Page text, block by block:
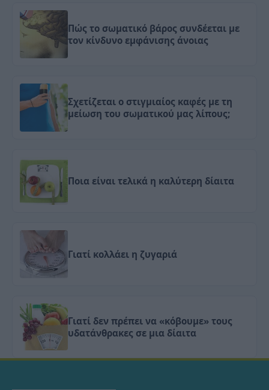
Πώς το σωματικό βάρος συνδέεται με
τον κίνδυνο εμφάνισης άνοιας
Σχετίζεται ο στιγμιαίος καφές με τη
μείωση του σωματικού μας λίπους;
Ποια είναι τελικά η καλύτερη δίαιτα
Γιατί κολλάει η ζυγαριά
Γιατί δεν πρέπει να «κόβουμε» τους
υδατάνθρακες σε μια δίαιτα